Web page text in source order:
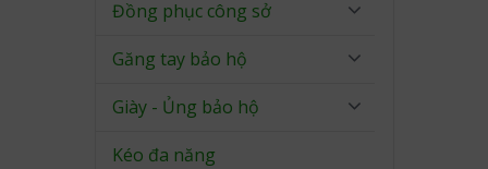
Đồng phục công sở
Găng tay bảo hộ
Giày - Ủng bảo hộ
Kéo đa năng